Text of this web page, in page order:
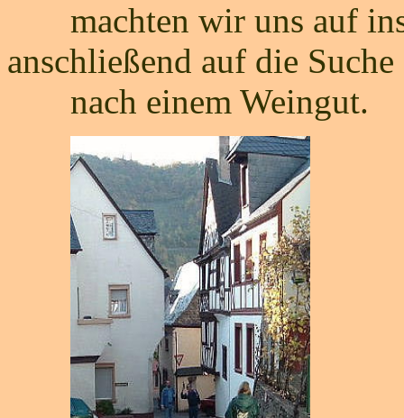
machten wir uns auf ins
anschließend auf die Suche
nach einem Weingut.